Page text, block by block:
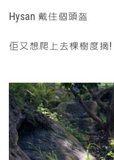
Hysan 戴住個頭盔
佢又想爬上去棵樹度摘!